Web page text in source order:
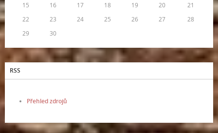
15
16 17 18 19 20
21
22
23 24 25 26 27
28
29
30
RSS
Přehled zdrojů